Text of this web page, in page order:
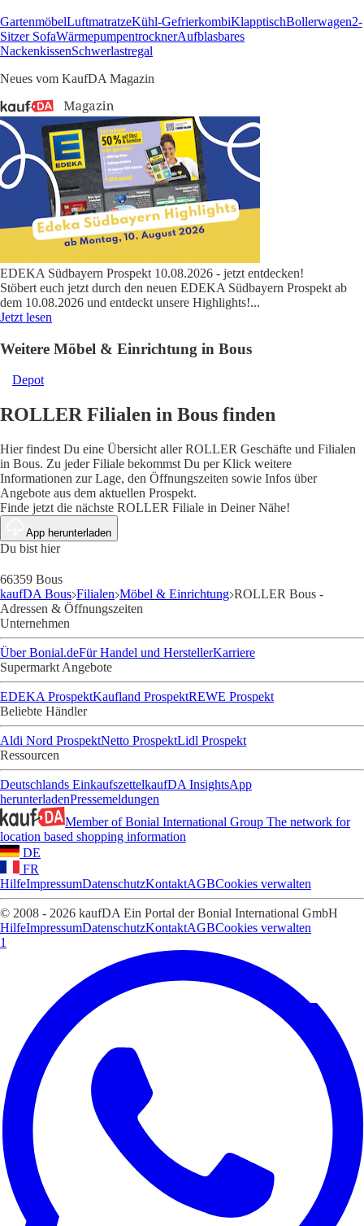
GartenmöbelLuftmatratzeKühl-GefrierkombiKlapptischBollerwagen2-
Sitzer SofaWärmepumpentrocknerAufblasbares
NackenkissenSchwerlastregal
Neues vom KaufDA Magazin
EDEKA Südbayern Prospekt 10.08.2026 - jetzt entdecken!
Stöbert euch jetzt durch den neuen EDEKA Südbayern Prospekt ab
dem 10.08.2026 und entdeckt unsere Highlights!...
Jetzt lesen
Weitere Möbel & Einrichtung in Bous
Depot
ROLLER Filialen in Bous finden
Hier findest Du eine Übersicht aller ROLLER Geschäfte und Filialen
in Bous. Zu jeder Filiale bekommst Du per Klick weitere
Informationen zur Lage, den Öffnungszeiten sowie Infos über
Angebote aus dem aktuellen Prospekt.
Finde jetzt die nächste ROLLER Filiale in Deiner Nähe!
App herunterladen
Du bist hier
66359 Bous
kaufDA Bous Filialen Möbel & Einrichtung ROLLER Bous -
Adressen & Öffnungszeiten
Unternehmen
Über Bonial.deFür Handel und HerstellerKarriere
Supermarkt Angebote
EDEKA ProspektKaufland ProspektREWE Prospekt
Beliebte Händler
Aldi Nord ProspektNetto ProspektLidl Prospekt
Ressourcen
Deutschlands EinkaufszettelkaufDA InsightsApp
herunterladenPressemeldungen
Member of Bonial International Group The network for
location based shopping information
DE
FR
HilfeImpressumDatenschutzKontaktAGBCookies verwalten
© 2008 - 2026 kaufDA Ein Portal der Bonial International GmbH
HilfeImpressumDatenschutzKontaktAGBCookies verwalten
1